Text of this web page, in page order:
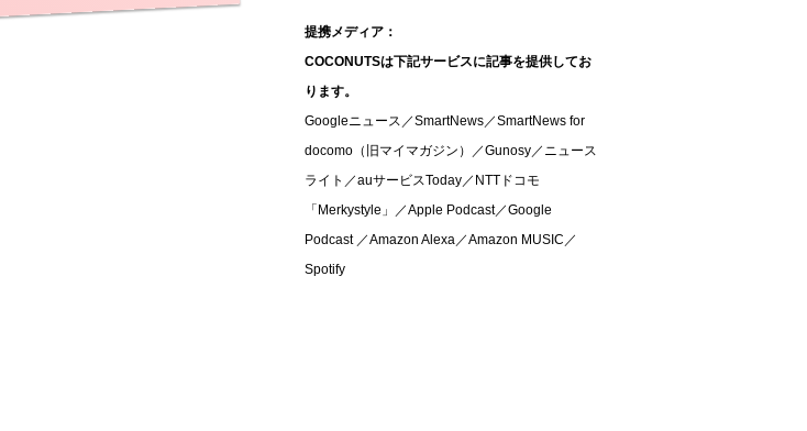
提携メディア：
COCONUTSは下記サービスに記事を提供してお
ります。
Googleニュース／SmartNews／SmartNews for
docomo（旧マイマガジン）／Gunosy／ニュース
ライト／auサービスToday／NTTドコモ
「Merkystyle」／Apple Podcast／Google
Podcast ／Amazon Alexa／Amazon MUSIC／
Spotify